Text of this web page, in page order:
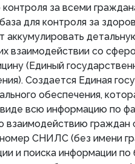
контроля за всеми
для контроля за
аккумулировать
взаимодействии со
(Единый
Создается Единая
обеспечения,
всю информацию по
взаимодействию граждан
номер СНИЛС (без имени
и поиска информации